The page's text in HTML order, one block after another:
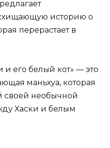
историю о
перерастает в
и его белый кот» — это
маньхуа, которая
своей необычной
Хаски и белым